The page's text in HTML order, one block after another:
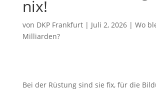
nix!
von DKP Frankfurt| Juli 2, 2026| Wo
Milliarden?
Bei der Rüstung sind sie fix, für die